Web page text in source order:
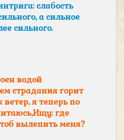
слабость
а сильное
сильного.
водой
страдания горит
я теперь по
где
вылепить меня?